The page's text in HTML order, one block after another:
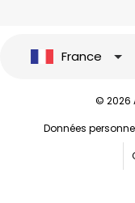
France
© 2026
Données